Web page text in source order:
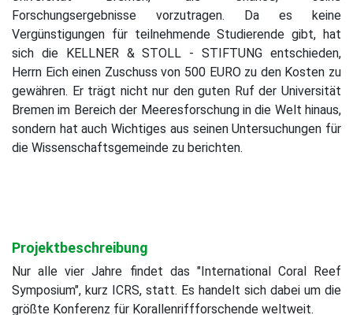
Forschungsergebnisse vorzutragen. Da es keine
Vergünstigungen für teilnehmende Studierende gibt, hat
sich die KELLNER & STOLL - STIFTUNG entschieden,
Herrn Eich einen Zuschuss von 500 EURO zu den Kosten zu
gewähren. Er trägt nicht nur den guten Ruf der Universität
Bremen im Bereich der Meeresforschung in die Welt hinaus,
sondern hat auch Wichtiges aus seinen Untersuchungen für
die Wissenschaftsgemeinde zu berichten.
Projektbeschreibung
Nur alle vier Jahre findet das "International Coral Reef
Symposium", kurz ICRS, statt. Es handelt sich dabei um die
größte Konferenz für Korallenriffforschende weltweit.